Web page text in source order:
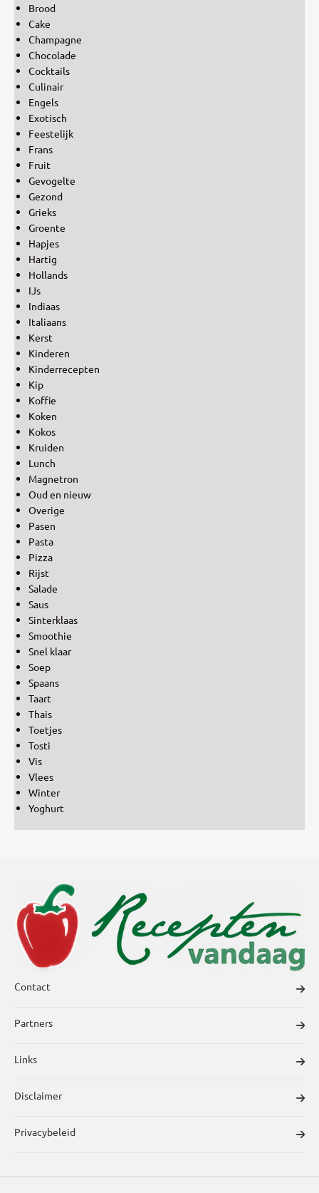
Brood
Cake
Champagne
Chocolade
Cocktails
Culinair
Engels
Exotisch
Feestelijk
Frans
Fruit
Gevogelte
Gezond
Grieks
Groente
Hapjes
Hartig
Hollands
IJs
Indiaas
Italiaans
Kerst
Kinderen
Kinderrecepten
Kip
Koffie
Koken
Kokos
Kruiden
Lunch
Magnetron
Oud en nieuw
Overige
Pasen
Pasta
Pizza
Rijst
Salade
Saus
Sinterklaas
Smoothie
Snel klaar
Soep
Spaans
Taart
Thais
Toetjes
Tosti
Vis
Vlees
Winter
Yoghurt
Contact
Partners
Links
Disclaimer
Privacybeleid